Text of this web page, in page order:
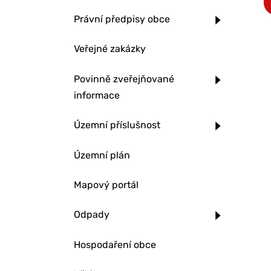
Právní předpisy obce
Veřejné zakázky
Povinně zveřejňované
informace
Územní příslušnost
Územní plán
Mapový portál
Odpady
Hospodaření obce